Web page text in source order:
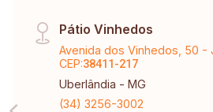
Pátio Vinhedos
Avenida dos Vinhedos, 50 -
CEP:38411-217
Uberlândia - MG
(34) 3256-3002